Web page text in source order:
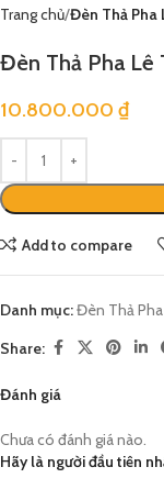
Trang chủ Đèn Thả Pha
Đèn Thả Pha Lê
10.800.000 ₫
Add to compare
Danh mục:Đèn Thả
Share:
Đánh giá
Chưa có đánh giá nào.
Hãy là người đầu tiên